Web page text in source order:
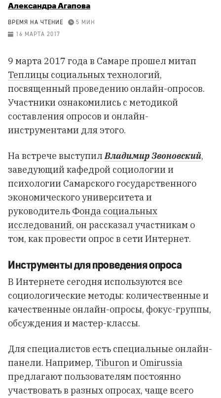
Александра Агапова
ВРЕМЯ НА ЧТЕНИЕ
5 МИН
16 МАРТА 2017
9 марта 2017 года в Самаре прошел митап
Теплицы социальных технологий,
посвященный проведению онлайн-опросов.
Участники ознакомились с методикой
составления опросов и онлайн-
инструментами для этого.
На встрече выступилВладимир Звоновский,
заведующий кафедрой социологии и
психологии Самарского государственного
экономического университетаи
руководитель Фонда социальных
исследований, он рассказал участникам о
том, как провести опрос в сети Интернет.
Инструменты для проведения опроса
В Интернете сегодня используются все
социологические методы: количественные и
качественные онлайн-опросы, фокус-группы,
обсуждения и мастер-классы.
Для специалистов есть специальные онлайн-
панели. Например, Tiburon и Omirussia
предлагают пользователям постоянно
участвовать в разных опросах, чаще всего